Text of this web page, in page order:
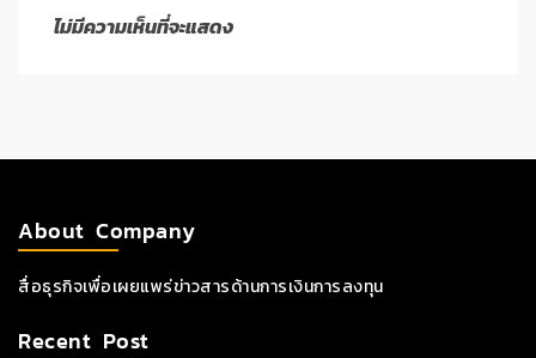
ไม่มีความเห็นที่จะแสดง
About Company
สื่อธุรกิจเพื่อเผยแพร่ข่าวสารด้านการเงินการลงทุน
Recent Post